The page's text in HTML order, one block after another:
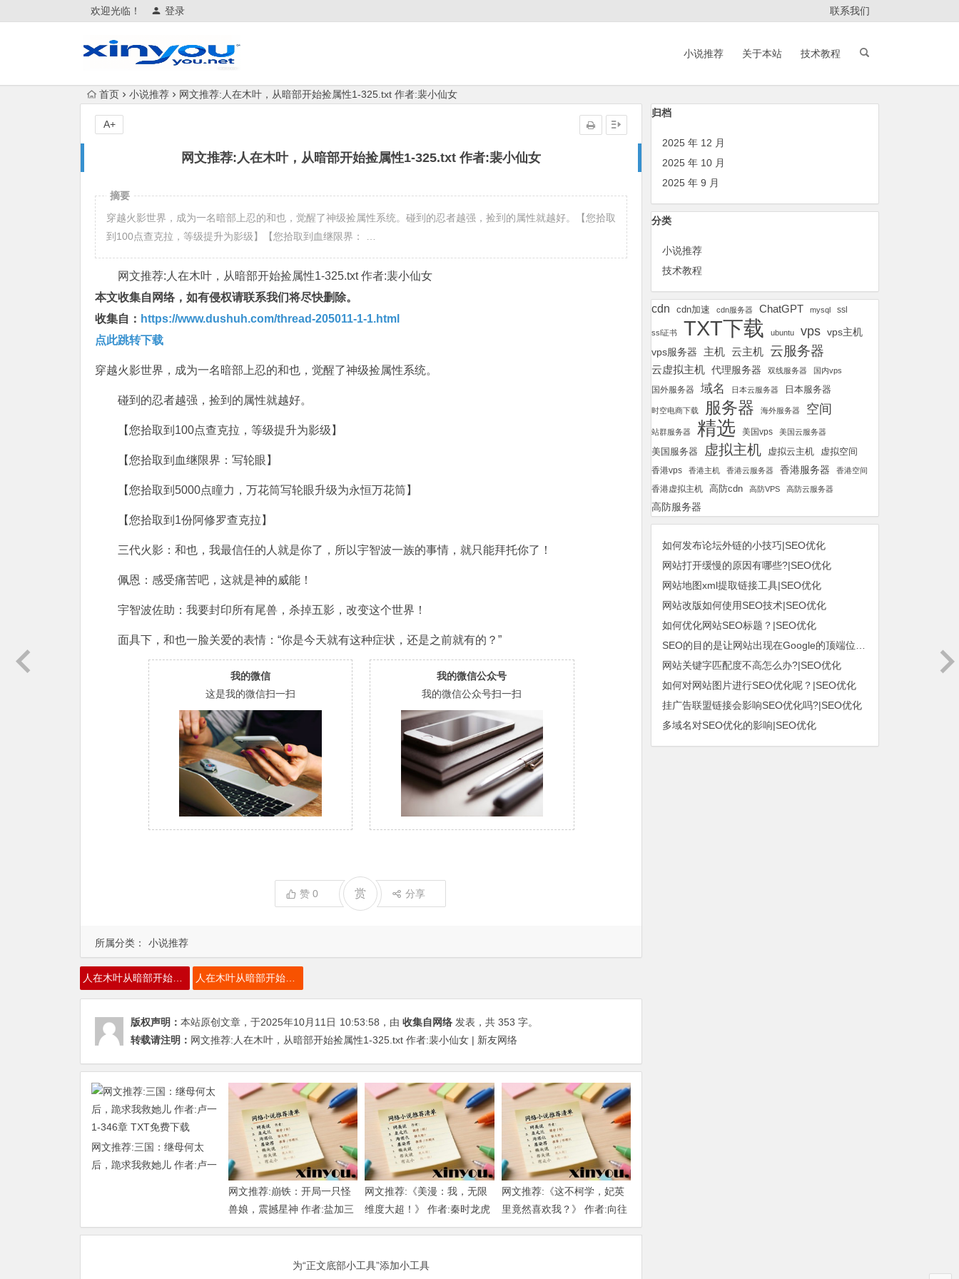
欢迎光临！ 登录 联系我们
小说推荐 关于本站 技术教程
首页 小说推荐 网文推荐:人在木叶，从暗部开始捡属性1-325.txt 作者:裴小仙女
网文推荐:人在木叶，从暗部开始捡属性1-325.txt 作者:裴小仙女
A+
所属分类： 小说推荐
摘要
穿越火影世界，成为一名暗部上忍的和也，觉醒了神级捡属性系统。碰到的忍者越强，捡到的属性就越好。【您拾取
到100点查克拉，等级提升为影级】【您拾取到血继限界： …
网文推荐:人在木叶，从暗部开始捡属性1-325.txt 作者:裴小仙女
本文收集自网络，如有侵权请联系我们将尽快删除。
收集自： https://www.dushuh.com/thread-205011-1-1.html
点此跳转下载
穿越火影世界，成为一名暗部上忍的和也，觉醒了神级捡属性系统。
碰到的忍者越强，捡到的属性就越好。
【您拾取到100点查克拉，等级提升为影级】
【您拾取到血继限界：写轮眼】
【您拾取到5000点瞳力，万花筒写轮眼升级为永恒万花筒】
【您拾取到1份阿修罗查克拉】
三代火影：和也，我最信任的人就是你了，所以宇智波一族的事情，就只能拜托你了！
佩恩：感受痛苦吧，这就是神的威能！
宇智波佐助：我要封印所有尾兽，杀掉五影，改变这个世界！
面具下，和也一脸关爱的表情：“你是今天就有这种症状，还是之前就有的？”
我的微信
这是我的微信扫一扫
我的微信公众号
我的微信公众号扫一扫
赞 0 赏 分享
人在木叶从暗部开始捡属性 人在木叶从暗部开始捡属性TXT下载
版权声明： 本站原创文章，于2025年10月11日 10:53:58 ，由 收集自网络 发表，共 353 字。
转载请注明： 网文推荐:人在木叶，从暗部开始捡属性1-325.txt 作者:裴小仙女 | 新友网络
网文推荐:三国：继母何太
后，跪求我救她儿 作者:卢一
网文推荐:崩铁：开局一只怪
兽娘，震撼星神 作者:盐加三
勺 （1-218）TXT下载
网文推荐:《美漫：我，无限
维度大超！》 作者:秦时龙虎
大明 1-802章 TXT下载
网文推荐:《这不柯学，妃英
里竟然喜欢我？》 作者:向往
柯南 1-189章 TXT下载
为“正文底部小工具”添加小工具
归档
2025 年 12 月
2025 年 10 月
2025 年 9 月
分类
小说推荐
技术教程
cdn cdn加速 cdn服务器 ChatGPT mysql ssl
ssl证书 TXT下载 ubuntu vps vps主机
vps服务器
主机 云主机 云服务器
云虚拟主机 代理服务器 双线服务器 国内vps
国外服务器 域名 日本云服务器 日本服务器
时空电商下载 服务器 海外服务器 空间
站群服务器 精选 美国vps 美国云服务器
美国服务器 虚拟主机 虚拟云主机 虚拟空间
香港vps 香港主机 香港云服务器 香港服务器 香港空间
香港虚拟主机 高防cdn 高防VPS 高防云服务器
高防服务器
如何发布论坛外链的小技巧|SEO优化
网站打开缓慢的原因有哪些?|SEO优化
网站地图xml提取链接工具|SEO优化
网站改版如何使用SEO技术|SEO优化
如何优化网站SEO标题？|SEO优化
网站关键字匹配度不高怎么办?|SEO优化
如何对网站图片进行SEO优化呢？|SEO优化
挂广告联盟链接会影响SEO优化吗?|SEO优化
多域名对SEO优化的影响|SEO优化